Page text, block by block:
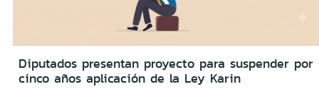
Diputados presentan proyecto para suspender por
cinco años aplicación de la Ley Karin